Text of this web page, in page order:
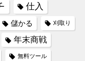
仕入
儲かる 刈取り
年末商戦
無料ツール